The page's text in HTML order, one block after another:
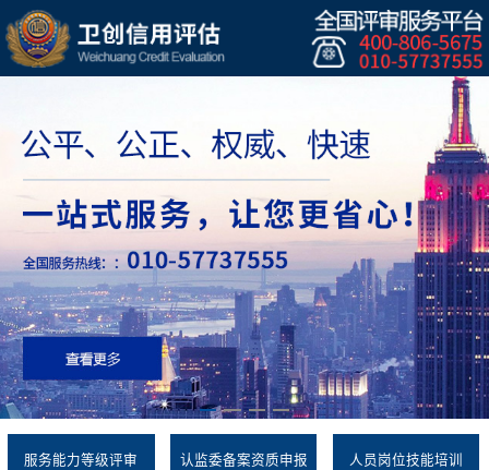
服务能力等级评审 认监委备案资质申报 人员岗位技能培训